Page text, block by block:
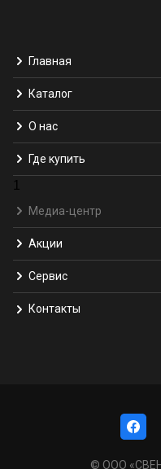
Главная
Каталог
О нас
Где купить
1
Медиа-центр
Акции
Сервис
Контакты
© ООО «СВЕН